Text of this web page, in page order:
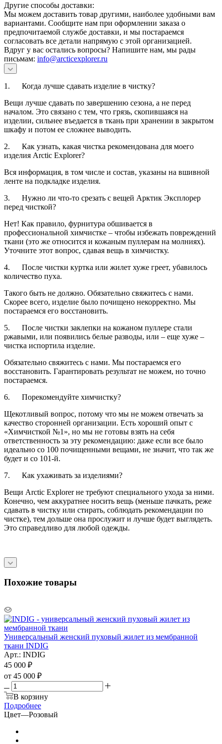
Другие способы доставки:
Мы можем доставить товар другими, наиболее удобными вам
вариантами. Сообщите нам при оформлении заказа о
предпочитаемой службе доставки, и мы постараемся
согласовать все детали напрямую с этой организацией.
Вдруг у вас остались вопросы? Напишите нам, мы рады
письмам: info@arcticexplorer.ru
1. Когда лучше сдавать изделие в чистку?
Вещи лучше сдавать по завершению сезона, а не перед
началом. Это связано с тем, что грязь, скопившаяся на
изделии, сильнее въедается в ткань при хранении в закрытом
шкафу и потом ее сложнее выводить.
2. Как узнать, какая чистка рекомендована для моего
изделия Arctic Explorer?
Вся информация, в том числе и состав, указаны на вшивной
ленте на подкладке изделия.
3. Нужно ли что-то срезать с вещей Арктик Эксплорер
перед чисткой?
Нет! Как правило, фурнитура обшивается в
профессиональной химчистке – чтобы избежать повреждений
ткани (это же относится и кожаным пуллерам на молниях).
Уточните этот вопрос, сдавая вещь в химчистку.
4. После чистки куртка или жилет хуже греет, убавилось
количество пуха.
Такого быть не должно. Обязательно свяжитесь с нами.
Скорее всего, изделие было почищено некорректно. Мы
постараемся его восстановить.
5. После чистки заклепки на кожаном пуллере стали
ржавыми, или появились белые разводы, или – еще хуже –
чистка испортила изделие.
Обязательно свяжитесь с нами. Мы постараемся его
восстановить. Гарантировать результат не можем, но точно
постараемся.
6. Порекомендуйте химчистку?
Щекотливый вопрос, потому что мы не можем отвечать за
качество сторонней организации. Есть хороший опыт с
«Химчисткой №1», но мы не готовы взять на себя
ответственность за эту рекомендацию: даже если все было
идеально со 100 почищенными вещами, не значит, что так же
будет и со 101-й.
7. Как ухаживать за изделиями?
Вещи Arctic Explorer не требуют специального ухода за ними.
Конечно, чем аккуратнее носить вещь (меньше пачкать, реже
сдавать в чистку или стирать, соблюдать рекомендации по
чистке), тем дольше она прослужит и лучше будет выглядеть.
Это справедливо для любой одежды.
Похожие товары
Универсальный женский пуховый жилет из мембранной
ткани INDIG
Арт.: INDIG
45 000 ₽
от 45 000 ₽
В корзину
Подробнее
Цвет—Розовый